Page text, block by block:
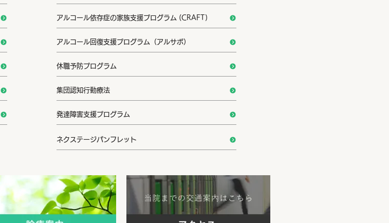
アルコール依存症の家族支援プログラム (CRAFT)
アルコール回復支援プログラム（アルサポ）
休職予防プログラム
集団認知行動療法
発達障害支援プログラム
ネクステージパンフレット